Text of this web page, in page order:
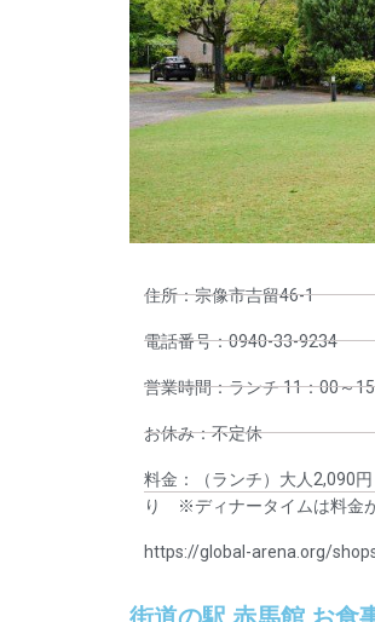
住所：宗像市吉留46-1
電話番号：0940-33-9234
営業時間：ランチ 11：00～
お休み：不定休
料金：（ランチ）大人2,090
り ※ディナータイムは料金
https://global-arena.org/